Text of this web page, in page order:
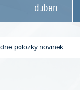
duben
položky novinek.